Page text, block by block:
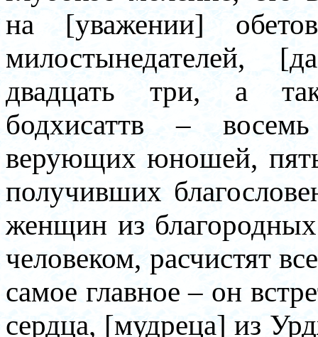
на [уважении]
милостынедателей,
двадцать три, а
бодхисаттв –
верующих юношей,
получивших
женщин из
человеком, расчистят
самое главное – он
сердца, [мудреца] из